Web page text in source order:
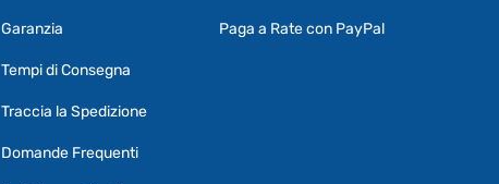
Garanzia
Tempi di Consegna
Traccia la Spedizione
Domande Frequenti
Paga a Rate con PayPal
Puoi chiedermi informazioni generali o
specifiche su certi prodotti.
prodotto